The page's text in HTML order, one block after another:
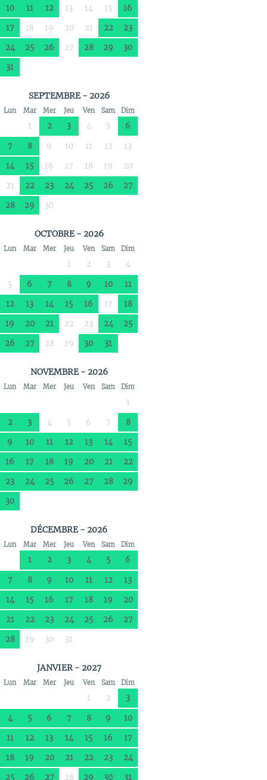
10
11 12 13 14 15
16
17
18 19 20 21 22
23
24
25 26 27 28 29
30
31
SEPTEMBRE - 2026
Lun Mar Mer Jeu Ven Sam Dim
1 2 3 4 5
6
7
8 9 10 11 12
13
14
15 16 17 18 19
20
21
22 23 24 25 26
27
28
29 30
OCTOBRE - 2026
Lun Mar Mer Jeu Ven Sam Dim
1 2 3
4
5
6 7 8 9 10
11
12
13 14 15 16 17
18
19
20 21 22 23 24
25
26
27 28 29 30 31
NOVEMBRE - 2026
Lun Mar Mer Jeu Ven Sam Dim
1
2
3 4 5 6 7
8
9
10 11 12 13 14
15
16
17 18 19 20 21
22
23
24 25 26 27 28
29
30
DÉCEMBRE - 2026
Lun Mar Mer Jeu Ven Sam Dim
1 2 3 4 5
6
7
8 9 10 11 12
13
14
15 16 17 18 19
20
21
22 23 24 25 26
27
28
29 30 31
JANVIER - 2027
Lun Mar Mer Jeu Ven Sam Dim
1 2
3
4
5 6 7 8 9
10
11
12 13 14 15 16
17
18
19 20 21 22 23
24
25
26 27 28 29 30 31